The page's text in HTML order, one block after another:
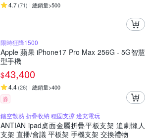
4.7(71) 總銷量>500
限時狂降1500
Apple 蘋果 iPhone17 Pro Max 256G - 5G智慧
型手機
$43,400
4.4(26) 總銷量>400
券
鏤空散熱 折疊收納 穩固支撐 邊充電玩
ANTIAN ipad桌面金屬折疊平板支架 追劇懶人
支架 直播/會議 平板架 手機支架 交換禮物